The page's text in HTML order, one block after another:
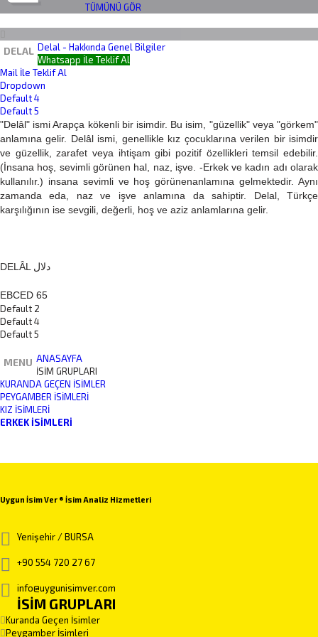
TÜMÜNÜ GÖR
DELAL Delal - Hakkında Genel Bilgiler
Whatsapp İle Teklif Al
Mail İle Teklif Al
Dropdown
Default 4
Default 5
"Delâl" ismi Arapça kökenli bir isimdir. Bu isim, "güzellik" veya "görkem"
anlamına gelir. Delâl ismi, genellikle kız çocuklarına verilen bir isimdir
ve güzellik, zarafet veya ihtişam gibi pozitif özellikleri temsil edebilir.
(İnsana hoş, sevimli görünen hal, naz, işve. -Erkek ve kadın adı olarak
kullanılır.) insana sevimli ve hoş görünenanlamına gelmektedir. Aynı
zamanda eda, naz ve işve anlamına da sahiptir. Delal, Türkçe
karşılığının ise sevgili, değerli, hoş ve aziz anlamlarına gelir.
DELÂL دلال
EBCED 65
Default 2
Default 4
Default 5
MENU ANASAYFA
İSİM GRUPLARI
KURANDA GEÇEN İSIMLER
PEYGAMBER İSIMLERI
KIZ İSIMLERI
ERKEK İSIMLERI
Uygun İsim Ver ® İsim Analiz Hizmetleri
Yenişehir / BURSA
+90 554 720 27 67
info@uygunisimver.com
İSİM GRUPLARI
Kuranda Geçen İsimler
Peygamber İsimleri